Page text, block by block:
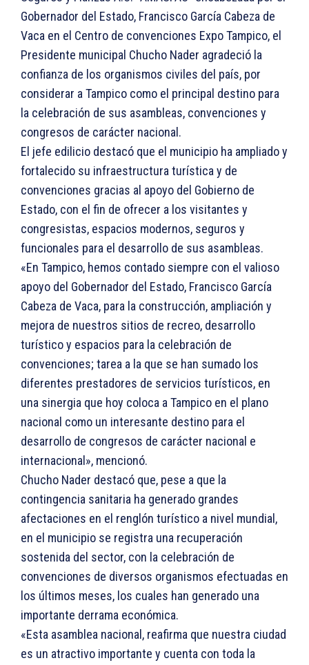
Gobernador del Estado, Francisco García Cabeza de
Vaca en el Centro de convenciones Expo Tampico, el
Presidente municipal Chucho Nader agradeció la
confianza de los organismos civiles del país, por
considerar a Tampico como el principal destino para
la celebración de sus asambleas, convenciones y
congresos de carácter nacional.
El jefe edilicio destacó que el municipio ha ampliado y
fortalecido su infraestructura turística y de
convenciones gracias al apoyo del Gobierno de
Estado, con el fin de ofrecer a los visitantes y
congresistas, espacios modernos, seguros y
funcionales para el desarrollo de sus asambleas.
«En Tampico, hemos contado siempre con el valioso
apoyo del Gobernador del Estado, Francisco García
Cabeza de Vaca, para la construcción, ampliación y
mejora de nuestros sitios de recreo, desarrollo
turístico y espacios para la celebración de
convenciones; tarea a la que se han sumado los
diferentes prestadores de servicios turísticos, en
una sinergia que hoy coloca a Tampico en el plano
nacional como un interesante destino para el
desarrollo de congresos de carácter nacional e
internacional», mencionó.
Chucho Nader destacó que, pese a que la
contingencia sanitaria ha generado grandes
afectaciones en el renglón turístico a nivel mundial,
en el municipio se registra una recuperación
sostenida del sector, con la celebración de
convenciones de diversos organismos efectuadas en
los últimos meses, los cuales han generado una
importante derrama económica.
«Esta asamblea nacional, reafirma que nuestra ciudad
es un atractivo importante y cuenta con toda la